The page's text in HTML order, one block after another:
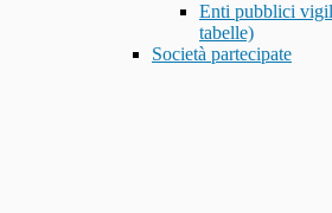
Enti pubblici
tabelle)
Società partecipate